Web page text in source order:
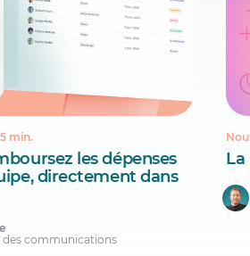
5 min.
les dépenses
directement dans
des communications
La